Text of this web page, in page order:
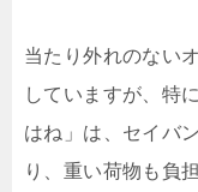
当たり外れのない
していますが、特
はね」は、セイバ
り、重い荷物も負